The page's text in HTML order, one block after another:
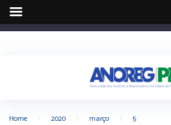
Home 2020 março 5